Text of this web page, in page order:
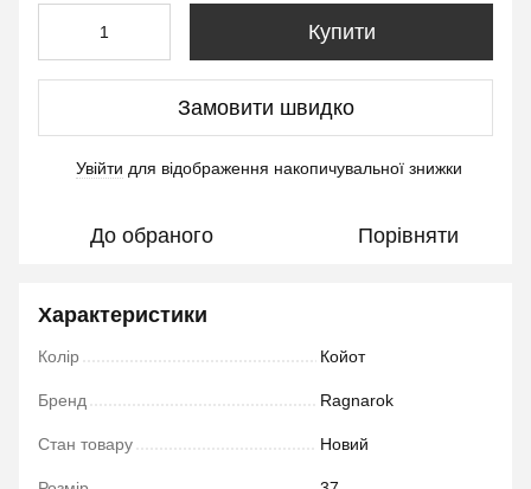
Купити
Замовити швидко
Увійти для відображення накопичувальної знижки
До обраного Порівняти
Характеристики
Колір Койот
Бренд Ragnarok
Стан товару Новий